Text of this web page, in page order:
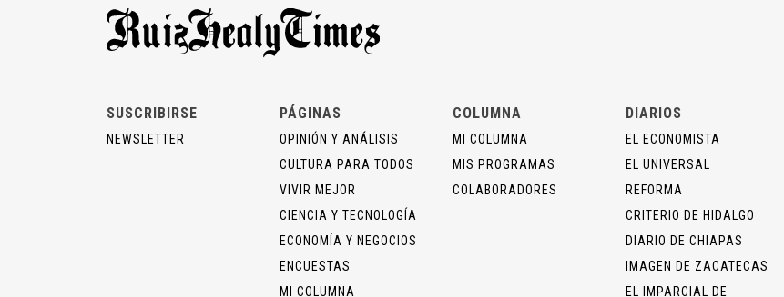
SUSCRIBIRSE
NEWSLETTER
PÁGINAS
OPINIÓN Y ANÁLISIS
CULTURA PARA TODOS
VIVIR MEJOR
CIENCIA Y TECNOLOGÍA
ECONOMÍA Y NEGOCIOS
ENCUESTAS
MI COLUMNA
COLUMNA
MI COLUMNA
MIS PROGRAMAS
COLABORADORES
DIARIOS
EL ECONOMISTA
EL UNIVERSAL
REFORMA
CRITERIO DE HIDALGO
DIARIO DE CHIAPAS
IMAGEN DE ZACATECAS
EL IMPARCIAL DE